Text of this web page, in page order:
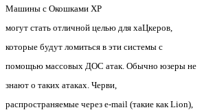
Машины с Окошками ХР
могут стать отличной целью для хаЦкеров,
которые будут ломиться в эти системы с
помощью массовых ДОС атак. Обычно юзеры не
знают о таких атаках. Черви,
распространяемые через e-mail (такие как Lion),